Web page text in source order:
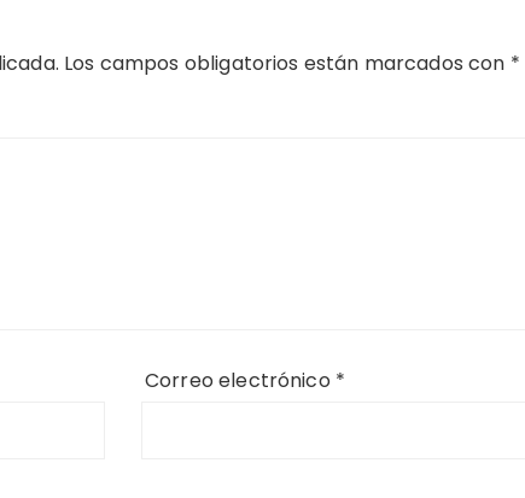
Los campos obligatorios están marcados con *
Correo electrónico *